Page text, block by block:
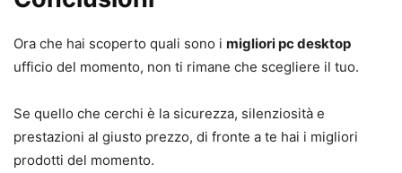
Ora che hai scoperto quali sono i migliori pc desktop
ufficio del momento, non ti rimane che scegliere il tuo.
Se quello che cerchi è la sicurezza, silenziosità e
prestazioni al giusto prezzo, di fronte a te hai i migliori
prodotti del momento.